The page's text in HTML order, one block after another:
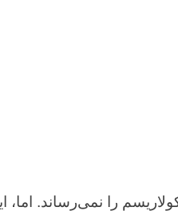
را نمی‌رساند. اما،